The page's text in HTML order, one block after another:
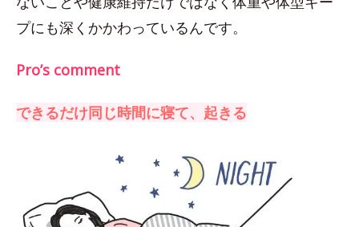
プにも深くかかわっているんです。
Pro’s comment
できるだけ同じ時間に寝て、起きる